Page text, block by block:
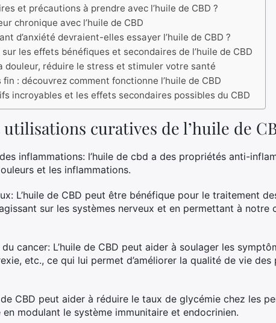
et précautions à prendre avec l’huile de CBD ?
chronique avec l’huile de CBD
d’anxiété devraient-elles essayer l’huile de CBD ?
les effets bénéfiques et secondaires de l’huile de CBD
douleur, réduire le stress et stimuler votre santé
: découvrez comment fonctionne l’huile de CBD
incroyables et les effets secondaires possibles du CBD
utilisations curatives de l’huile de
inflammations: l’huile de cbd a des propriétés anti-
et les inflammations.
L’huile de CBD peut être bénéfique pour le traitement
sur les systèmes nerveux et en permettant à notre
cancer: L’huile de CBD peut aider à soulager les
etc., ce qui lui permet d’améliorer la qualité de vie
de CBD peut aider à réduire le taux de glycémie chez les
modulant le système immunitaire et endocrinien.